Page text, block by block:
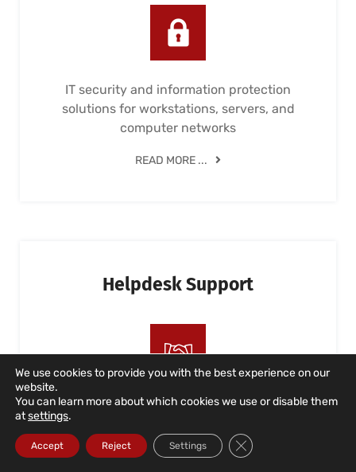
IT security and information protection
solutions for workstations, servers, and
computer networks
READ MORE ...
Helpdesk Support
IT support for users, both on-site and
and business-oriented support
We use cookies to provide you with the best experience on our
website.
You can learn more about which cookies we use or disable them
atsettings.
Accept Reject Settings Close GDPR Cookie